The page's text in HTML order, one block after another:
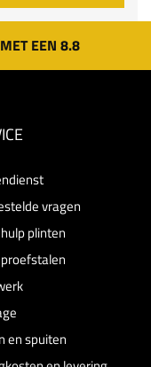
EEN 8.8
vragen
plinten
en spuiten